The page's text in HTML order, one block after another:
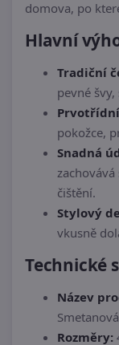
domova, po
Hlavní
Tradiční
pevné
pokožce,
Snadná
čištění.
Stylový
vkusně
Technické
Název
Rozměry: